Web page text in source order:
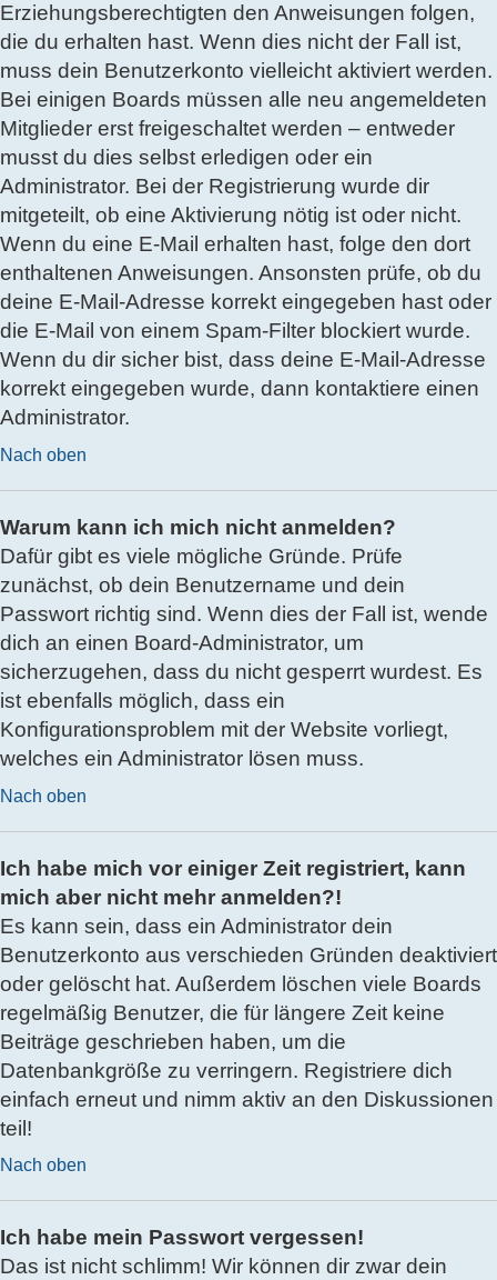
Erziehungsberechtigten den Anweisungen folgen,
die du erhalten hast. Wenn dies nicht der Fall ist,
muss dein Benutzerkonto vielleicht aktiviert werden.
Bei einigen Boards müssen alle neu angemeldeten
Mitglieder erst freigeschaltet werden – entweder
musst du dies selbst erledigen oder ein
Administrator. Bei der Registrierung wurde dir
mitgeteilt, ob eine Aktivierung nötig ist oder nicht.
Wenn du eine E-Mail erhalten hast, folge den dort
enthaltenen Anweisungen. Ansonsten prüfe, ob du
deine E-Mail-Adresse korrekt eingegeben hast oder
die E-Mail von einem Spam-Filter blockiert wurde.
Wenn du dir sicher bist, dass deine E-Mail-Adresse
korrekt eingegeben wurde, dann kontaktiere einen
Administrator.
Nach oben
Warum kann ich mich nicht anmelden?
Dafür gibt es viele mögliche Gründe. Prüfe
zunächst, ob dein Benutzername und dein
Passwort richtig sind. Wenn dies der Fall ist, wende
dich an einen Board-Administrator, um
sicherzugehen, dass du nicht gesperrt wurdest. Es
ist ebenfalls möglich, dass ein
Konfigurationsproblem mit der Website vorliegt,
welches ein Administrator lösen muss.
Nach oben
Ich habe mich vor einiger Zeit registriert, kann
mich aber nicht mehr anmelden?!
Es kann sein, dass ein Administrator dein
Benutzerkonto aus verschieden Gründen deaktiviert
oder gelöscht hat. Außerdem löschen viele Boards
regelmäßig Benutzer, die für längere Zeit keine
Beiträge geschrieben haben, um die
Datenbankgröße zu verringern. Registriere dich
einfach erneut und nimm aktiv an den Diskussionen
teil!
Nach oben
Ich habe mein Passwort vergessen!
Das ist nicht schlimm! Wir können dir zwar dein